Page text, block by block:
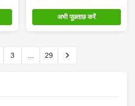
अभी पूछताछ करें
3 29